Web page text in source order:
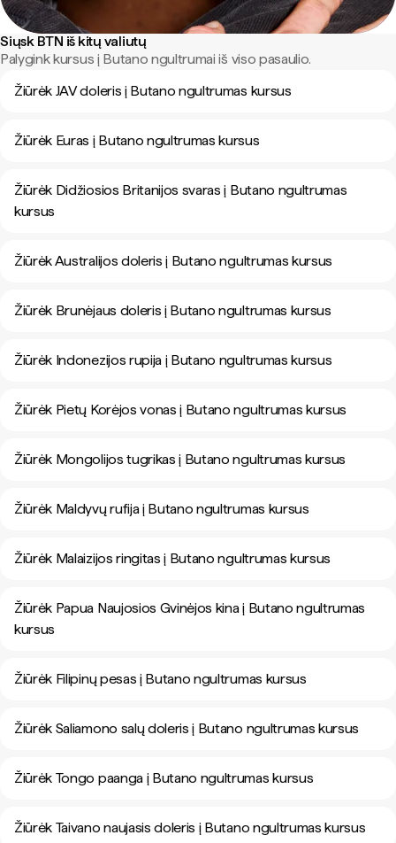
Siųsk BTN iš kitų valiutų
Palygink kursus į Butano ngultrumai iš viso pasaulio.
Žiūrėk JAV doleris į Butano ngultrumas kursus
Žiūrėk Euras į Butano ngultrumas kursus
Žiūrėk Didžiosios Britanijos svaras į Butano ngultrumas
kursus
Žiūrėk Australijos doleris į Butano ngultrumas kursus
Žiūrėk Brunėjaus doleris į Butano ngultrumas kursus
Žiūrėk Indonezijos rupija į Butano ngultrumas kursus
Žiūrėk Pietų Korėjos vonas į Butano ngultrumas kursus
Žiūrėk Mongolijos tugrikas į Butano ngultrumas kursus
Žiūrėk Maldyvų rufija į Butano ngultrumas kursus
Žiūrėk Malaizijos ringitas į Butano ngultrumas kursus
Žiūrėk Papua Naujosios Gvinėjos kina į Butano ngultrumas
kursus
Žiūrėk Filipinų pesas į Butano ngultrumas kursus
Žiūrėk Saliamono salų doleris į Butano ngultrumas kursus
Žiūrėk Tongo paanga į Butano ngultrumas kursus
Žiūrėk Taivano naujasis doleris į Butano ngultrumas kursus